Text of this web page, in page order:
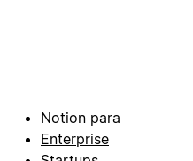
Notion para
Enterprise